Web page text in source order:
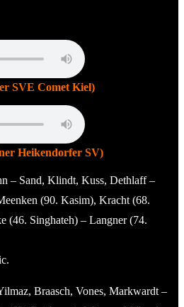
SVE Comet Kiel)
Heikendorfer SV)
– Sand, Klindt, Kuss, Dethlaff –
(90. Kasim), Kracht (68.
(46. Singhateh) – Langner (74.
Braasch, Vones, Markwardt –